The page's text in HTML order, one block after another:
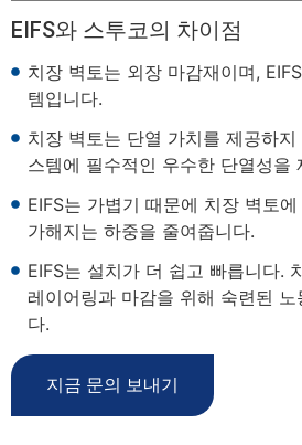
EIFS와 스투코의 차이점
치장 벽토는 외장 마감재이며,
템입니다.
치장 벽토는 단열 가치를 제공하지
스템에 필수적인 우수한 단열성을
EIFS는 가볍기 때문에 치장 벽토
가해지는 하중을 줄여줍니다.
EIFS는 설치가 더 쉽고 빠릅니다.
레이어링과 마감을 위해 숙련된
다.
지금 문의 보내기